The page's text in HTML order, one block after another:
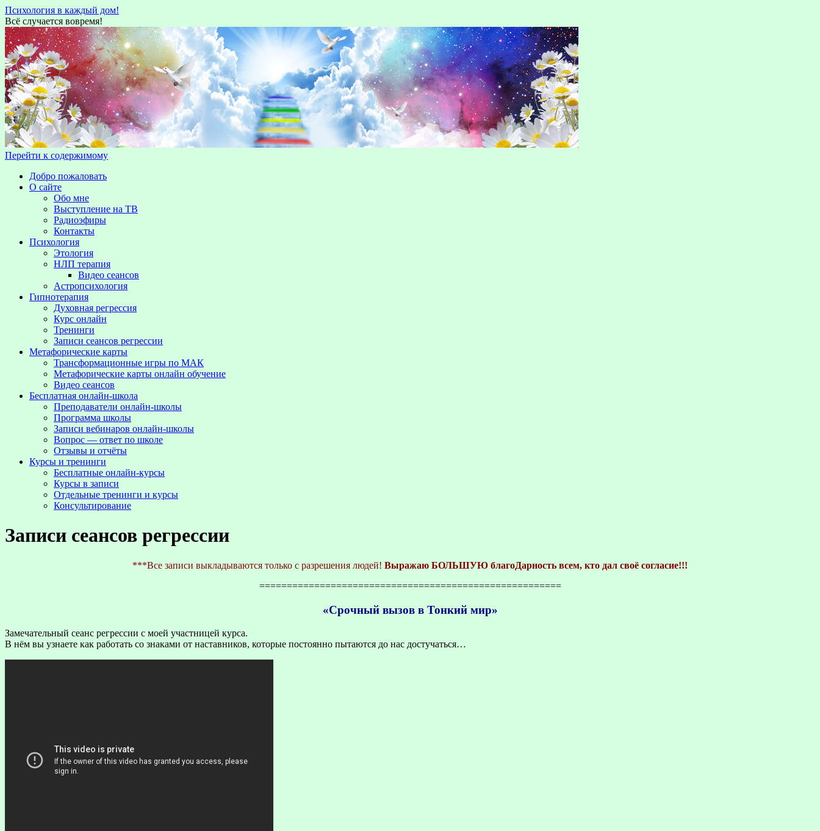
Психология в каждый дом!
Всё случается вовремя!
Перейти к содержимому
Добро пожаловать
О сайте
Обо мне
Выступление на TВ
Радиоэфиры
Контакты
Психология
Этология
НЛП терапия
Видео сеансов
Астропсихология
Гипнотерапия
Духовная регрессия
Курс онлайн
Тренинги
Записи сеансов регрессии
Метафорические карты
Трансформационные игры по МАК
Метафорические карты онлайн обучение
Видео сеансов
Бесплатная онлайн-школа
Преподаватели онлайн-школы
Программа школы
Записи вебинаров онлайн-школы
Вопрос — ответ по школе
Отзывы и отчёты
Курсы и тренинги
Бесплатные онлайн-курсы
Курсы в записи
Отдельные тренинги и курсы
Консультирование
Записи сеансов регрессии
***Все записи выкладываются только с разрешения людей! Выражаю БОЛЬШУЮ благоДарность всем, кто дал своё согласие!!!
=======================================================
«Срочный вызов в Тонкий мир»
Замечательный сеанс регрессии с моей участницей курса.
В нём вы узнаете как работать со знаками от наставников, которые постоянно пытаются до нас достучаться…